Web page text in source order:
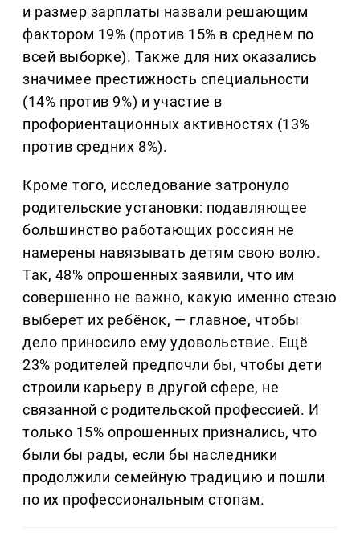
и размер зарплаты назвали решающим
фактором 19% (против 15% в среднем по
всей выборке). Также для них оказались
значимее престижность специальности
(14% против 9%) и участие в
профориентационных активностях (13%
против средних 8%).
Кроме того, исследование затронуло
родительские установки: подавляющее
большинство работающих россиян не
намерены навязывать детям свою волю.
Так, 48% опрошенных заявили, что им
совершенно не важно, какую именно стезю
выберет их ребёнок, — главное, чтобы
дело приносило ему удовольствие. Ещё
23% родителей предпочли бы, чтобы дети
строили карьеру в другой сфере, не
связанной с родительской профессией. И
только 15% опрошенных признались, что
были бы рады, если бы наследники
продолжили семейную традицию и пошли
по их профессиональным стопам.